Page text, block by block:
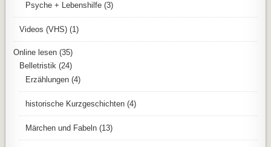
Psyche + Lebenshilfe (3)
Videos (VHS) (1)
Online lesen (35)
Belletristik (24)
Erzählungen (4)
historische Kurzgeschichten (4)
Märchen und Fabeln (13)